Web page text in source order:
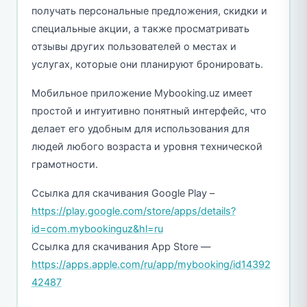
получать персональные предложения, скидки и
специальные акции, а также просматривать
отзывы других пользователей о местах и
услугах, которые они планируют бронировать.
Мобильное приложение Mybooking.uz имеет
простой и интуитивно понятный интерфейс, что
делает его удобным для использования для
людей любого возраста и уровня технической
грамотности.
Ссылка для скачивания Google Play –
https://play.google.com/store/apps/details?
id=com.mybookinguz&hl=ru
Ссылка для скачивания App Store —
https://apps.apple.com/ru/app/mybooking/id14392
42487